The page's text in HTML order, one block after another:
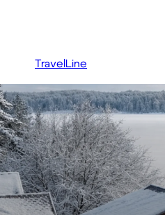
TravelLine